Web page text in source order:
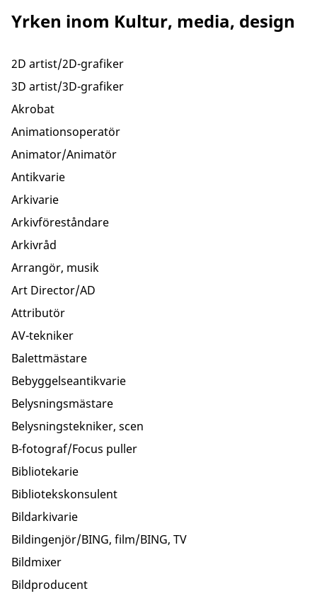
Yrken inom Kultur, media, design
2D artist/2D-grafiker
3D artist/3D-grafiker
Akrobat
Animationsoperatör
Animator/Animatör
Antikvarie
Arkivarie
Arkivföreståndare
Arkivråd
Arrangör, musik
Art Director/AD
Attributör
AV-tekniker
Balettmästare
Bebyggelseantikvarie
Belysningsmästare
Belysningstekniker, scen
B-fotograf/Focus puller
Bibliotekarie
Bibliotekskonsulent
Bildarkivarie
Bildingenjör/BING, film/BING, TV
Bildmixer
Bildproducent